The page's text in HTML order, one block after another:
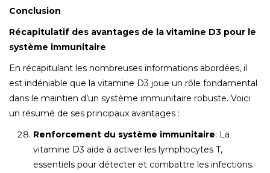
Conclusion
Récapitulatif des avantages de la vitamine D3 pour le
système immunitaire
En récapitulant les nombreuses informations abordées, il
est indéniable que la vitamine D3 joue un rôle fondamental
dans le maintien d’un système immunitaire robuste. Voici
un résumé de ses principaux avantages :
Renforcement du système immunitaire: La
vitamine D3 aide à activer les lymphocytes T,
essentiels pour détecter et combattre les infections.